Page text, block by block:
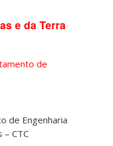
e da Terra
de
de Engenharia
– CTC